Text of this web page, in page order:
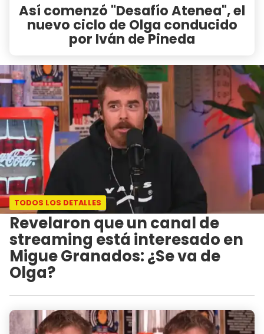
Así comenzó "Desafío Atenea", el
nuevo ciclo de Olga conducido
por Iván de Pineda
TODOS LOS DETALLES
Revelaron que un canal de
streaming está interesado en
Migue Granados: ¿Se va de
Olga?